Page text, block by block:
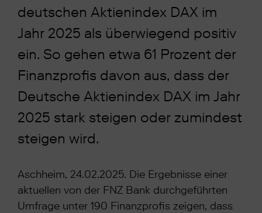
deutschen Aktienindex DAX im
Jahr 2025 als überwiegend positiv
ein. So gehen etwa 61 Prozent der
Finanzprofis davon aus, dass der
Deutsche Aktienindex DAX im Jahr
2025 stark steigen oder zumindest
steigen wird.
Aschheim, 24.02.2025. Die Ergebnisse einer
aktuellen von der FNZ Bank durchgeführten
Umfrage unter 190 Finanzprofis zeigen, dass